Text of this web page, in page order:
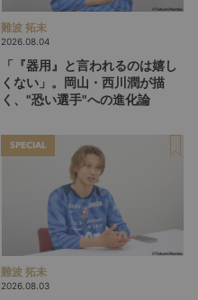
難波 拓未
2026.08.04
「『器用』と言われるのは嬉し
くない」。岡山・西川潤が描
く、"恐い選手"への進化論
SPECIAL
難波 拓未
2026.08.03